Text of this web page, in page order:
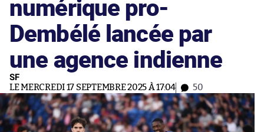
numérique pro-
Dembélé lancée par
une agence indienne
SF
LE MERCREDI 17 SEPTEMBRE 2025 À 17:04 50